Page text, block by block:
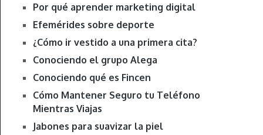
Por qué aprender marketing digital
Efemérides sobre deporte
¿Cómo ir vestido a una primera cita?
Conociendo el grupo Alega
Conociendo qué es Fincen
Cómo Mantener Seguro tu Teléfono
Mientras Viajas
Jabones para suavizar la piel